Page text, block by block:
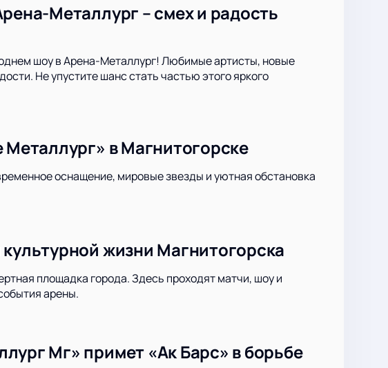
Металлург – смех и радость
шоу в Арена-Металлург! Любимые артисты, новые
Не упустите шанс стать частью этого яркого
в Магнитогорске
оснащение, мировые звезды и уютная обстановка
жизни Магнитогорска
площадка города. Здесь проходят матчи, шоу и
арены.
Мг» примет «Ак Барс» в борьбе